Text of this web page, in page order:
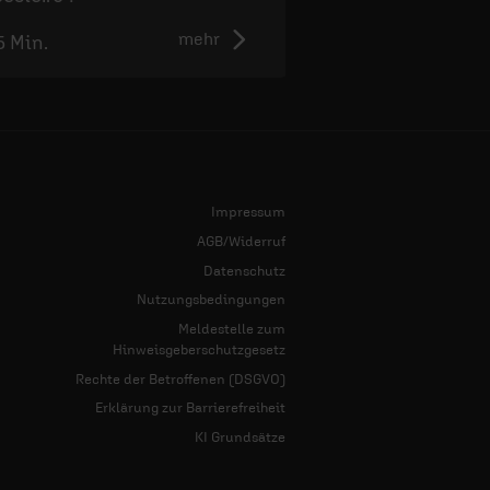
mehr
Min.
Impressum
AGB/Widerruf
Datenschutz
Nutzungsbedingungen
Meldestelle zum
Hinweisgeberschutzgesetz
Rechte der Betroffenen (DSGVO)
Erklärung zur Barrierefreiheit
KI Grundsätze